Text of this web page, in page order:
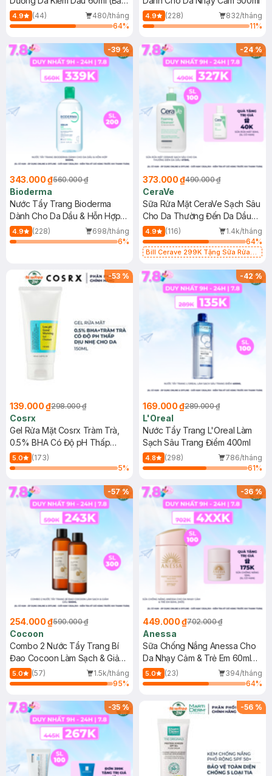
Mới)
4.9 (44)
480/tháng
64%
4.9 (228)
832/tháng
11%
-39%
343.000 ₫560.000 ₫
Bioderma
Nước Tẩy Trang Bioderma
Dành Cho Da Dầu & Hỗn Hợp
500ml
4.9 (228)
698/tháng
6%
-24%
373.000 ₫490.000 ₫
CeraVe
Sữa Rửa Mặt CeraVe Sạch Sâu
Cho Da Thường Đến Da Dầu
473ml
4.9 (116)
1.4k/tháng
64%
Bill Cerave 299K Tặng Sữa Rửa
-53 %
139.000 ₫298.000 ₫
Cosrx
Gel Rửa Mặt Cosrx Tràm Trà,
0.5% BHA Có Độ pH Thấp
150ml
5.0
(173)
5%
-42%
169.000 ₫289.000 ₫
L'Oreal
Nước Tẩy Trang L'Oreal Làm
Sạch Sâu Trang Điểm 400ml
4.8 (298)
786/tháng
61%
-57%
254.000 ₫590.000 ₫
Cocoon
Combo 2 Nước Tẩy Trang Bí
Đao Cocoon Làm Sạch & Giảm
Dầu 500ml
5.0 (57)
1.5k/tháng
95%
-36%
449.000 ₫702.000 ₫
Anessa
Sữa Chống Nắng Anessa Cho
Da Nhạy Cảm & Trẻ Em 60ml
(Mới)
5.0 (23)
394/tháng
64%
-35% -56 %